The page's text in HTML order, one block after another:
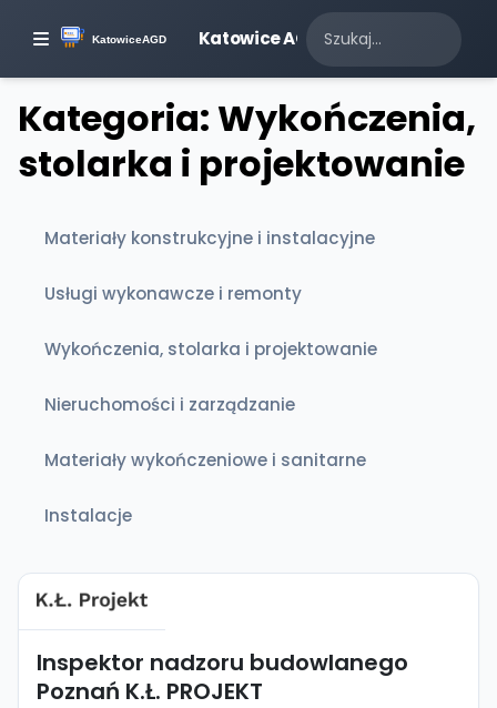
Katowice AGD
Kategoria: Wykończenia,
stolarka i projektowanie
Materiały konstrukcyjne i instalacyjne
Usługi wykonawcze i remonty
Wykończenia, stolarka i projektowanie
Nieruchomości i zarządzanie
Materiały wykończeniowe i sanitarne
Instalacje
Inspektor nadzoru budowlanego
Poznań K.Ł. PROJEKT